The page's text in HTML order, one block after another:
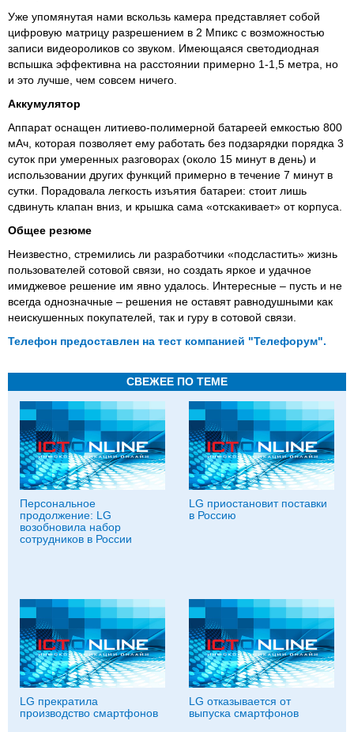
Уже упомянутая нами вскользь камера представляет собой
цифровую матрицу разрешением в 2 Мпикс с возможностью
записи видеороликов со звуком. Имеющаяся светодиодная
вспышка эффективна на расстоянии примерно 1-1,5 метра, но
и это лучше, чем совсем ничего.
Аккумулятор
Аппарат оснащен литиево-полимерной батареей емкостью 800
мАч, которая позволяет ему работать без подзарядки порядка 3
суток при умеренных разговорах (около 15 минут в день) и
использовании других функций примерно в течение 7 минут в
сутки. Порадовала легкость изъятия батареи: стоит лишь
сдвинуть клапан вниз, и крышка сама «отскакивает» от корпуса.
Общее резюме
Неизвестно, стремились ли разработчики «подсластить» жизнь
пользователей сотовой связи, но создать яркое и удачное
имиджевое решение им явно удалось. Интересные – пусть и не
всегда однозначные – решения не оставят равнодушными как
неискушенных покупателей, так и гуру в сотовой связи.
Телефон предоставлен на тест компанией "Телефорум".
СВЕЖЕЕ ПО ТЕМЕ
Персональное
продолжение: LG
возобновила набор
сотрудников в России
LG приостановит поставки
в Россию
LG прекратила
производство смартфонов
LG отказывается от
выпуска смартфонов